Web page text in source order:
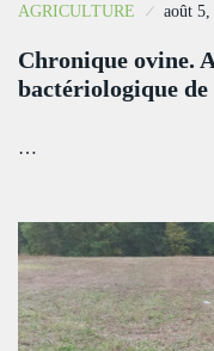
AGRICULTURE août 5,
Chronique ovine.
bactériologique de
…